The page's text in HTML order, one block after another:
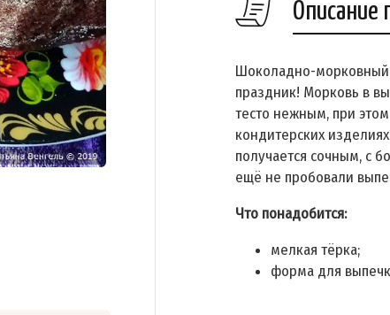
Описание
Шоколадно-морковный
праздник! Морковь в
тесто нежным, при
кондитерских
получается сочным, с
ещё не пробовали
Что понадобится:
мелкая тёрка;
форма для